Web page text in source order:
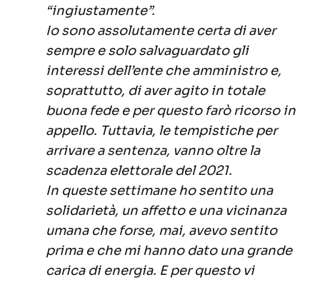
“ingiustamente”.
Io sono assolutamente certa di aver
sempre e solo salvaguardato gli
interessi dell’ente che amministro e,
soprattutto, di aver agito in totale
buona fede e per questo farò ricorso in
appello. Tuttavia, le tempistiche per
arrivare a sentenza, vanno oltre la
scadenza elettorale del 2021.
In queste settimane ho sentito una
solidarietà, un affetto e una vicinanza
umana che forse, mai, avevo sentito
prima e che mi hanno dato una grande
carica di energia. E per questo vi